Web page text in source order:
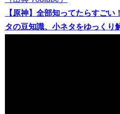
【原神】全部知ってたらすご
タの豆知識、小ネタをゆっくり